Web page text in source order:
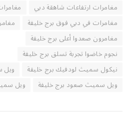
مغامرات ارتفاعات شاهقة دبي
مغامرات في دبي فوق برج خليفة
مغامرون صعدوا أعلى برج خليفة
نجوم خاضوا تجربة تسلق برج خليفة
نيكول سميث لودفيك برج خليفة
ويل
ويل سميث صعود برج خليفة
ويل